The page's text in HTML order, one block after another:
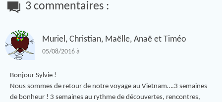
3 commentaires :
Muriel, Christian, Maëlle, Anaë et Timéo
05/08/2016 à
Bonjour Sylvie !
Nous sommes de retour de notre voyage au Vietnam….3 semaines
de bonheur ! 3 semaines au rythme de découvertes, rencontres,